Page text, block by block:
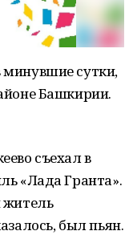
сутки,
Башкирии.
съехал в
«Лада Гранта».
житель
был пьян.